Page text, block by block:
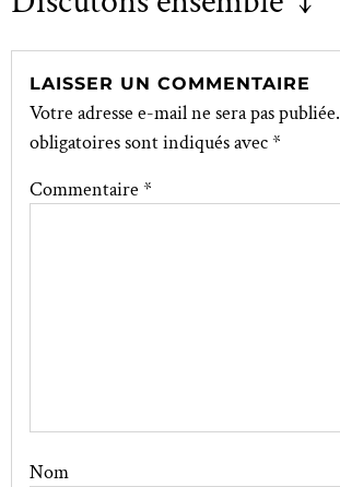
LAISSER UN COMMENTAIRE
Votre adresse e-mail ne sera pas publiée.
obligatoires sont indiqués avec*
Commentaire *
Nom